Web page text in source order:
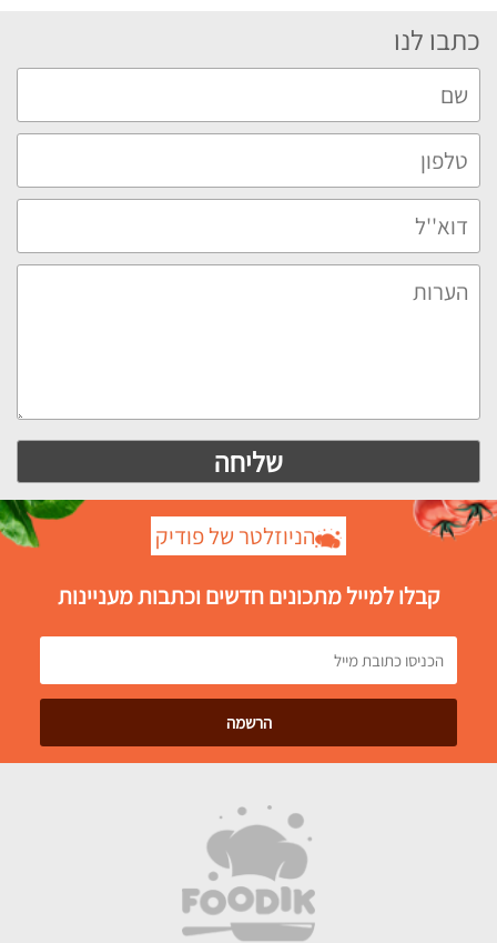
כתבו לנו
הניוזלטר של פודיק
קבלו למייל מתכונים חדשים וכתבות מעניינות